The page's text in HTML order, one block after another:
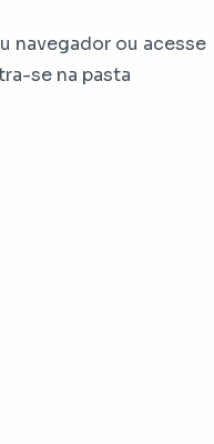
navegador ou acesse
se na pasta